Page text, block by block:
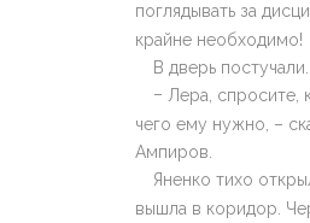
поглядывать за
крайне необходимо!
В дверь постучали.
– Лера, спросите,
чего ему нужно, –
Ампиров.
Яненко тихо
вышла в коридор.